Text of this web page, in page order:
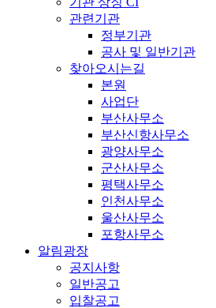
관련기관
정부기관
공사 및 일반기관
찾아오시는길
본원
사업단
부산사무소
부산신항사무소
광양사무소
군산사무소
평택사무소
인천사무소
울산사무소
포항사무소
알림광장
공지사항
일반공고
입찰공고